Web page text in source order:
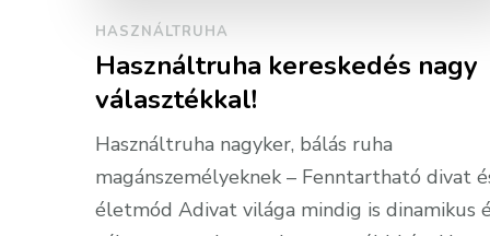
HASZNÁLTRUHA
Használtruha kereskedés nagy
választékkal!
Használtruha nagyker, bálás ruha
magánszemélyeknek – Fenntartható divat
életmód Adivat világa mindig is dinamikus